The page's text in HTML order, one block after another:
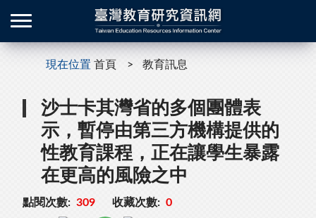
現在位置 首頁 教育訊息
沙士卡其灣省的多個團體表
示，暫停由第三方機構提供的
性教育課程，正在讓學生暴露
在更高的風險之中
點閱次數: 309 收藏次數: 0